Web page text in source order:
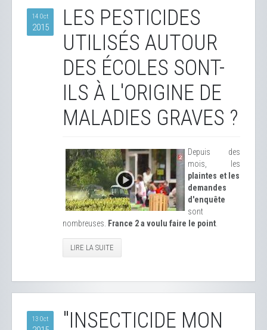
14 Oct
2015
LES PESTICIDES
UTILISÉS AUTOUR
DES ÉCOLES SONT-
ILS À L'ORIGINE DE
MALADIES GRAVES ?
Depuis des
mois, les
plaintes et les
demandes
d'enquête
sont
nombreuses.
France 2 a voulu faire le point
LIRE LA SUITE
13 Oct
"INSECTICIDE MON